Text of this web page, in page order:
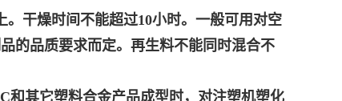
干燥时间不能超过10小时。一般可用对空
的品质要求而定。再生料不能同时混合不
和其它塑料合金产品成型时，对注塑机塑化